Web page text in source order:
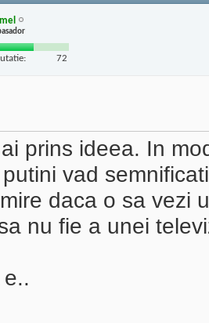
72
prins ideea. In
vad
daca o sa vezi
nu fie a unei